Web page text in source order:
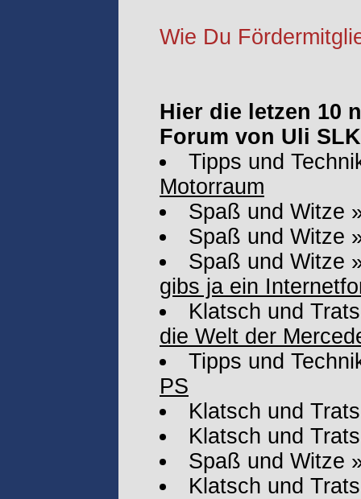
Wie Du
Hier die letzen 10
Forum von Uli
Tipps und
Motorraum
Spaß und Witze
Spaß und Witze
Spaß und Witze
gibs ja ein
Klatsch und
die Welt der
Tipps und
PS
Klatsch und
Klatsch und
Spaß und Witze
Klatsch und